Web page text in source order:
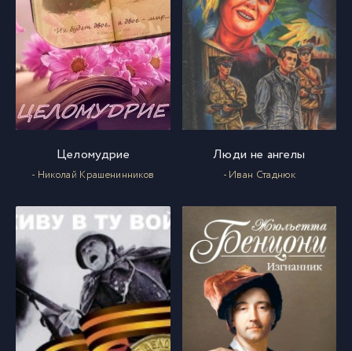
Целомудрие
- Николай Крашенинников
Люди не ангелы
- Иван Стаднюк